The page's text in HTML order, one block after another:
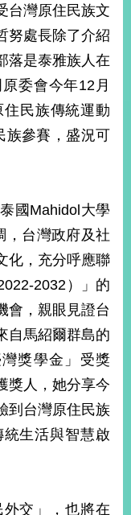
台灣原住民族文
努處長除了介紹
落是泰雅族人在
委會今年12月
民族傳統運動
族參賽，盛況可
國Mahidol大學
，台灣政府及社
化，充分呼應聯
2032）」的
會，親眼見證台
自馬紹爾群島的
獎學金」受獎
獎人，她分享今
到台灣原住民族
生活與智慧啟
交」，也將在